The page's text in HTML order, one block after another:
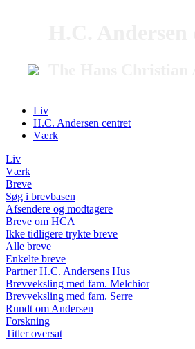
Liv
H.C. Andersen centret
Værk
Liv
Værk
Breve
Søg i brevbasen
Afsendere og modtagere
Breve om HCA
Ikke tidligere trykte breve
Alle breve
Enkelte breve
Partner H.C. Andersens Hus
Brevveksling med fam. Melchior
Brevveksling med fam. Serre
Rundt om Andersen
Forskning
Titler oversat